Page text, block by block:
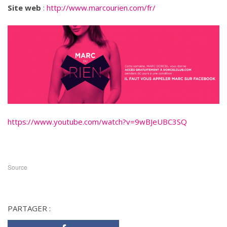
Site web : http://www.marcourien.com/fr/
https://www.youtube.com/watch?v=9wBJeUBC3SQ
Source
PARTAGER :